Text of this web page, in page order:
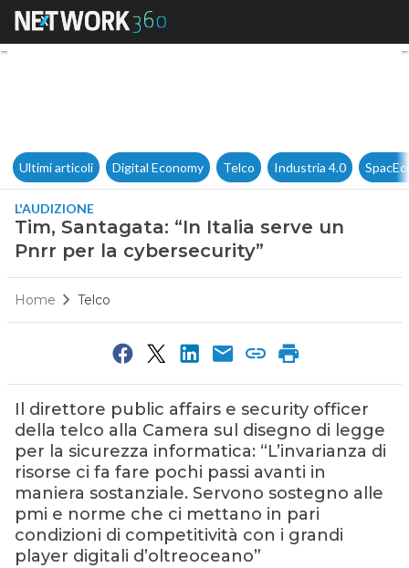
Tim, Santagata: “In Italia
Ultimi articoli Digital Economy Telco Industria 4.0
L'AUDIZIONE
Tim, Santagata: “In Italia serve un
Pnrr per la cybersecurity”
Home Telco
Il direttore public affairs e security officer
della telco alla Camera sul disegno di legge
per la sicurezza informatica: “L’invarianza di
risorse ci fa fare pochi passi avanti in
maniera sostanziale. Servono sostegno alle
pmi e norme che ci mettano in pari
condizioni di competitività con i grandi
player digitali d’oltreoceano”